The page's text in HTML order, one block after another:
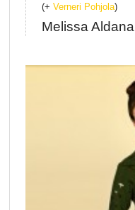
(+ Verneri Pohjola)
Melissa Aldana